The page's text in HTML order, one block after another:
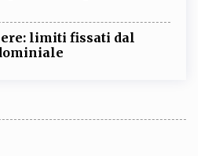
limiti fissati dal